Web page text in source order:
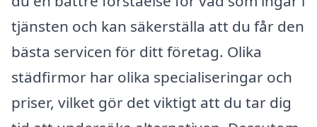
tjänsten och kan säkerställa att du får den
bästa servicen för ditt företag. Olika
städfirmor har olika specialiseringar och
priser, vilket gör det viktigt att du tar dig